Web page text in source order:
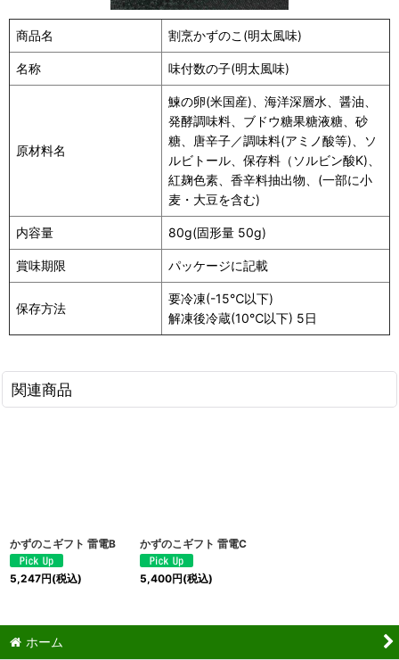
商品名 割烹かずのこ(明太風味)
名称 味付数の子(明太風味)
原材料名
鰊の卵(米国産)、海洋深層水、醤油、
発酵調味料、ブドウ糖果糖液糖、砂
糖、唐辛子／調味料(アミノ酸等)、ソ
ルビトール、保存料（ソルビン酸K)、
紅麹色素、香辛料抽出物、(一部に小
麦・大豆を含む)
内容量 80g(固形量 50g)
賞味期限 パッケージに記載
保存方法
要冷凍(-15℃以下)
解凍後冷蔵(10℃以下) 5日
関連商品
かずのこギフト 雷電B
5,247円(税込)
かずのこギフト 雷電C
5,400円(税込)
ホーム